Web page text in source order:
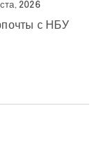
2026
с НБУ